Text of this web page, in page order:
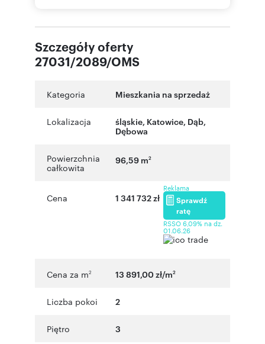
Szczegóły oferty
27031/2089/OMS
Kategoria Mieszkania na sprzedaż
Lokalizacja śląskie, Katowice, Dąb,
Dębowa
Powierzchnia
całkowita
96,59 m2
Cena 1 341 732 zł
Reklama
Sprawdź
ratę
RSSO 6,09% na dz.
01.06.26
Cena za m2 13 891,00 zł/m2
Liczba pokoi 2
Piętro 3